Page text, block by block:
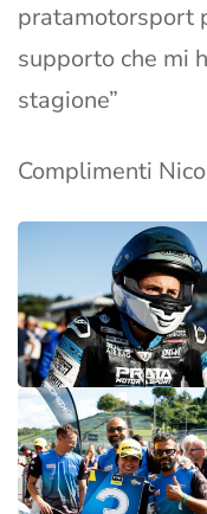
pratamotorsport
supporto che mi
stagione”
Complimenti